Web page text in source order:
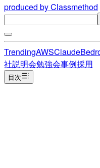
produced by Classmethod
TrendingAWSClaude
社説明会勉強会事例採用
目次